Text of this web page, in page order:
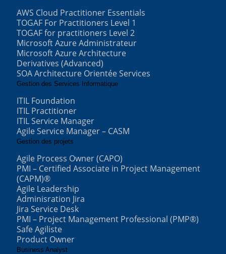
AWS Cloud Practitioner Essentials
TOGAF For Practitioners Level 1
TOGAF for practitioners Level 2
Microsoft Azure Administrateur
Microsoft Azure Architecture
Derivatives (Advanced)
SOA Architecture Orientée Services
Gestion des Services Informatique
ITIL Foundation
ITIL Practitioner
ITIL Service Manager
Agile Service Manager – CASM
Gestion des projets
Agile Process Owner (CAPO)
PMI – Certified Associate in Project Management
(CAPM)®
Agile Leadership
Adminisration Jira
Jira Service Desk
PMI – Project Management Professional (PMP®)
Safe Agiliste
Product Owner
Business Analyst